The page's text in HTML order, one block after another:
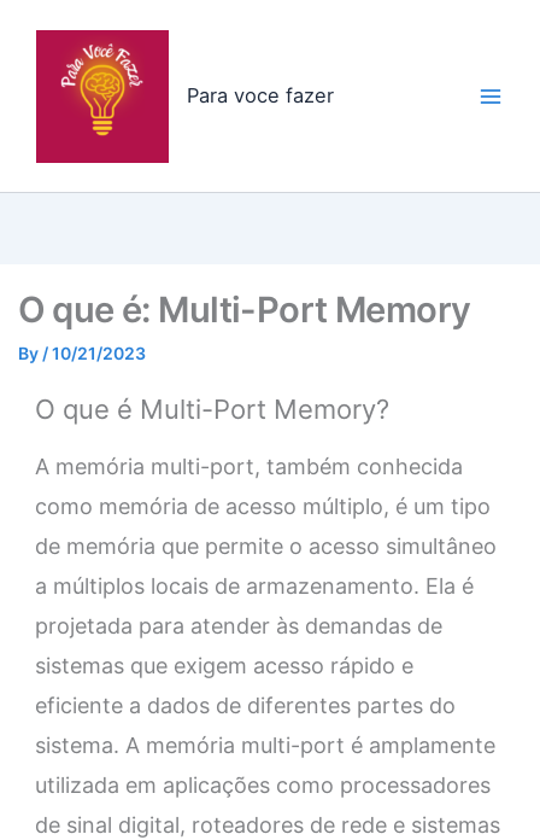
Para voce fazer
O que é: Multi-Port Memory
By /10/21/2023
O que é Multi-Port Memory?
A memória multi-port, também conhecida
como memória de acesso múltiplo, é um tipo
de memória que permite o acesso simultâneo
a múltiplos locais de armazenamento. Ela é
projetada para atender às demandas de
sistemas que exigem acesso rápido e
eficiente a dados de diferentes partes do
sistema. A memória multi-port é amplamente
utilizada em aplicações como processadores
de sinal digital, roteadores de rede e sistemas